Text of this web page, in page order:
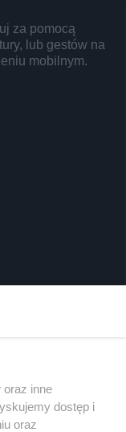
za pomocą
lub gestów na
mobilnym.
oraz inne
dostęp i
oraz